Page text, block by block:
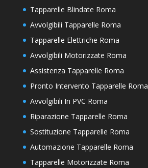
Tapparelle Blindate Roma
Avvolgibili Tapparelle Roma
Tapparelle Elettriche Roma
Avvolgibili Motorizzate Roma
Assistenza Tapparelle Roma
Pronto Intervento Tapparelle Roma
Avvolgibili In PVC Roma
Riparazione Tapparelle Roma
Sostituzione Tapparelle Roma
Automazione Tapparelle Roma
Tapparelle Motorizzate Roma